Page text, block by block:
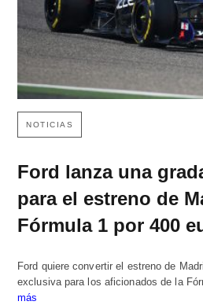
NOTICIAS
Ford lanza una
para el estreno de
Fórmula 1 por 400
Ford quiere convertir el estreno de
exclusiva para los aficionados de la
más